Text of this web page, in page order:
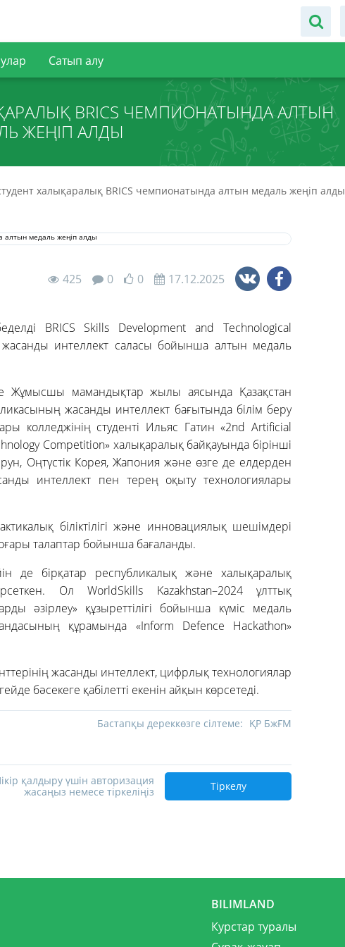
Сатып алу
BRICS ЧЕМПИОНАТЫНДА АЛТЫН
ЖЕҢІП АЛДЫ
халықаралық BRICS чемпионатында алтын медаль жеңіп алды
425 0 0 17.12.2025
BRICS Skills Development and Technological
интеллект саласы бойынша алтын медаль
Жұмысшы мамандықтар жылы аясында Қазақстан
жасанды интеллект бағытында білім беру
колледжінің студенті Ильяс Гатин «2nd Artificial
Competition» халықаралық байқауында бірінші
Оңтүстік Корея, Жапония және өзге де елдерден
интеллект пен терең оқыту технологиялары
біліктілігі және инновациялық шешімдері
талаптар бойынша бағаланды.
де бірқатар республикалық және халықаралық
Ол WorldSkills Kazakhstan–2024 ұлттық
әзірлеу» құзыреттілігі бойынша күміс медаль
құрамында «Inform Defence Hackathon»
жасанды интеллект, цифрлық технологиялар
бәсекеге қабілетті екенін айқын көрсетеді.
Бастапқы дереккөзге сілтеме: ҚР БжҒМ
қалдыру үшін авторизация
жасаңыз немесе тіркеліңіз
Тіркелу
BILIMLAND
Курстар туралы